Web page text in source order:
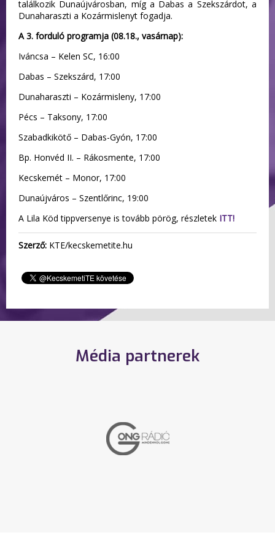
találkozik Dunaújvárosban, míg a Dabas a Szekszárdot, a
Dunaharaszti a Kozármislenyt fogadja.
A 3. forduló programja (08.18., vasárnap):
Iváncsa – Kelen SC, 16:00
Dabas – Szekszárd, 17:00
Dunaharaszti – Kozármisleny, 17:00
Pécs – Taksony, 17:00
Szabadkikötő – Dabas-Gyón, 17:00
Bp. Honvéd II. – Rákosmente, 17:00
Kecskemét – Monor, 17:00
Dunaújváros – Szentlőrinc, 19:00
A Lila Köd tippversenye is tovább pörög, részletek ITT!
Szerző: KTE/kecskemetite.hu
Média partnerek